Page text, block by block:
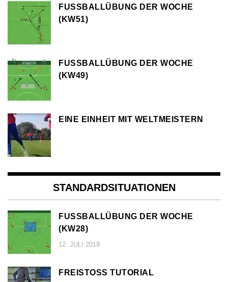
FUSSBALLÜBUNG DER WOCHE (
KW51)
FUSSBALLÜBUNG DER WOCHE (
KW49)
EINE EINHEIT MIT WELTMEISTERN
STANDARDSITUATIONEN
FUSSBALLÜBUNG DER WOCHE (
KW28)
12. JULI 2019
FREISTOSS TUTORIAL